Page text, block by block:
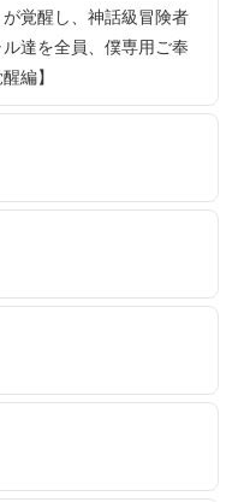
覚醒し、神話級冒険者
達を全員、僕専用ご奉
編】